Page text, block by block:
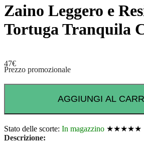
Zaino Leggero e
Tortuga Tranquila
47€
Prezzo promozionale
AGGIUNGI AL
Stato delle scorte: In magazzino ★★★★★
Descrizione: